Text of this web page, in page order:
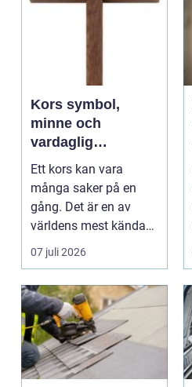
Kors symbol,
minne och
vardaglig
påminnelse
Ett kors kan vara
många saker på en
gång. Det är en av
världens mest kända
symboler, djupt
förknippa...
07 juli 2026